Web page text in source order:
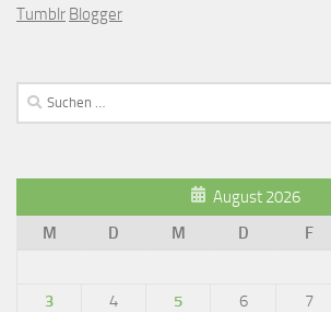
Tumblr Blogger
Suchen
nach:
August 2026
M
D M D F
3
4 5 6 7